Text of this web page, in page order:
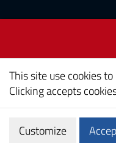
Cagliari
Postgraduate
This site use cookies
Clicking accepts
Customize